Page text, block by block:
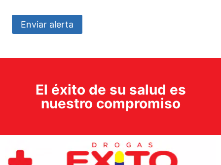
Enviar alerta
El éxito de su salud es
nuestro compromiso